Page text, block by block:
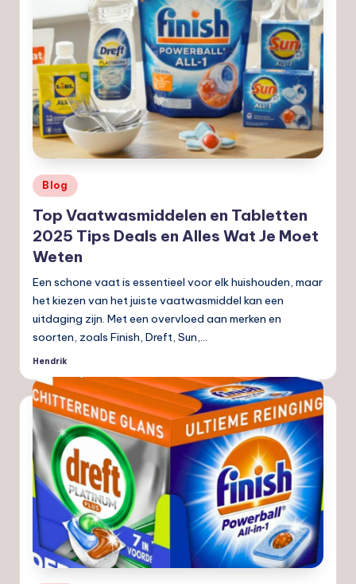
s.
nl
Geplaatst
in
Blog
Top Vaatwasmiddelen en Tabletten
2025 Tips Deals en Alles Wat Je Moet
Weten
Een schone vaat is essentieel voor elk huishouden, maar
het kiezen van het juiste vaatwasmiddel kan een
uitdaging zijn. Met een overvloed aan merken en
soorten, zoals Finish, Dreft, Sun,…
Geplaatst
Hendrik